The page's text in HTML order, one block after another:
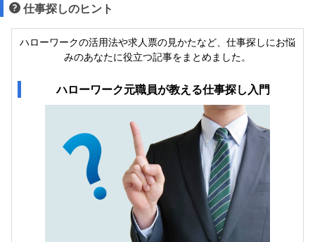
仕事探しのヒント
ハローワークの活用法や求人票の見かたなど、仕事探しにお悩
みのあなたに役立つ記事をまとめました。
ハローワーク元職員が教える仕事探し入門